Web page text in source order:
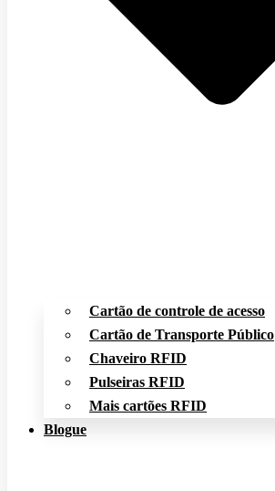
Cartão de controle de acesso
Cartão de Transporte Público
Chaveiro RFID
Pulseiras RFID
Mais cartões RFID
Blogue